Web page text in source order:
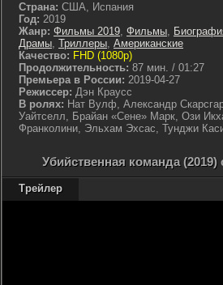
Страна: США, Испания
Год: 2019
Жанр: Фильмы 2019, Фильмы,
Драмы, Триллеры, Американские
Качество: FHD (1080p)
Продолжительность: 87 мин. / 01:27
Премьера в России: 2019-04-27
Режиссер: Дэн Краусс
В ролях: Нат Вулф, Александр
Уайтселл, Брайан «Сене» Марк, Ози
Франколини, Эльхам Эхсас, Тунджи
Убийственная команда (2019)
Трейлер